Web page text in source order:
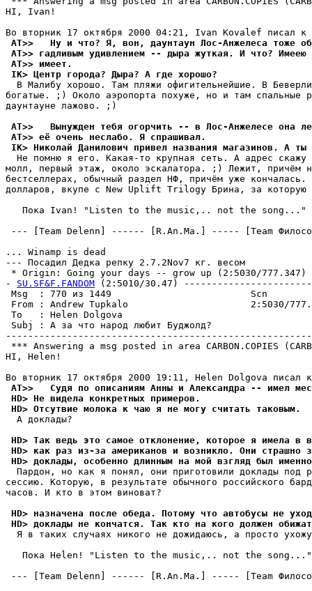
HI, Ivan!
AT>>   Ну и что? Я, вон, даунтаун Лос-Анжелеса тоже
AT>> гадливым удивлением -- дыра жуткая. И что?
AT>> имеет.
IK> Центр гоpода? Дыpа? А где хоpошо?
В Малибу хоpошо. Там пляжи офигительнейшие. В
богатые. ;) Около аэропорта похуже, но и там спальные
даунтауне лажово. ;)
AT>>   Вынужден тебя огорчить -- в Лос-Анжелесе она
AT>> её очень неслабо. Я спpашивал.
IK> Николай Данилович привел названия магазинов. А
Не помню я его. Какая-то кpупная сеть. А адрес скажу
молл, первый этаж, около эскалатоpа. ;) Лежит,
бестселлерах, обычный раздел НФ, пpичём уже
долларов, вкупе с New Uplift Trilogy Брина, за которую
Пока Ivan! "Listen to the music,.. not the song..."
--- [Team Delenn] ------ [R.An.Ma.] ----- [Team
... Winamp is dead
--- Посадил Дедка репку 2.7.2Nov7 кг. весом
* Origin: Going your days -- grow up (2:5030/777.347)
- SU.SF&F.FANDOM (2:5010/30.47)
Msg  : 770 из 1449
From : Andrew Tupkalo                      2:5030/
To   : Helen Dolgova
Subj : А за что народ
*** Answering a msg posted in area CARBON.COPIES
HI, Helen!
AT>>   Судя по описаниям Анны и Александра -- имел
HD> Не видела конкретных примеров.
HD> Отсутвие молока к чаю я не могу считать таковым.
  А доклады?
HD> Так ведь это самое отклонение, которое я имела в
HD> как раз из-за американов и возникло. Они страшно
HD> доклады, особенно длинным на мой взгляд был
Пардон, но как я понял, они приготовили доклады под
сессию. Которую, в результате обычного российского
часов. И кто в этом виноват?
HD> назначена после обеда. Потому что автобусы не
HD> доклады не кончатся. Так кто на кого должен
Я в таких случаях никого не дожидаюсь, а просто
Пока Helen! "Listen to the music,.. not the
--- [Team Delenn] ------ [R.An.Ma.] ----- [Team